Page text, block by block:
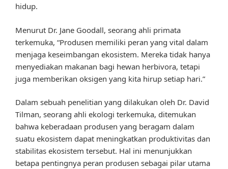
hidup.
Menurut Dr. Jane Goodall, seorang ahli primata
terkemuka, “Produsen memiliki peran yang vital dalam
menjaga keseimbangan ekosistem. Mereka tidak hanya
menyediakan makanan bagi hewan herbivora, tetapi
juga memberikan oksigen yang kita hirup setiap hari.”
Dalam sebuah penelitian yang dilakukan oleh Dr. David
Tilman, seorang ahli ekologi terkemuka, ditemukan
bahwa keberadaan produsen yang beragam dalam
suatu ekosistem dapat meningkatkan produktivitas dan
stabilitas ekosistem tersebut. Hal ini menunjukkan
betapa pentingnya peran produsen sebagai pilar utama